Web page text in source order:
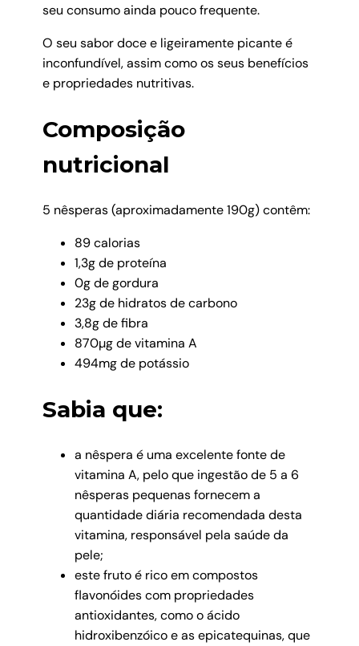
seu consumo ainda pouco frequente.
O seu sabor doce e ligeiramente picante é
inconfundível, assim como os seus benefícios
e propriedades nutritivas.
Composição
nutricional
5 nêsperas (aproximadamente 190g) contêm:
89 calorias
1,3g de proteína
0g de gordura
23g de hidratos de carbono
3,8g de fibra
870µg de vitamina A
494mg de potássio
Sabia que:
a nêspera é uma excelente fonte de
vitamina A, pelo que ingestão de 5 a 6
nêsperas pequenas fornecem a
quantidade diária recomendada desta
vitamina, responsável pela saúde da
pele;
este fruto é rico em compostos
flavonóides com propriedades
antioxidantes, como o ácido
hidroxibenzóico e as epicatequinas, que